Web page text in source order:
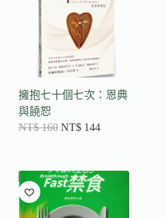
擁抱七十個七次：恩典
與饒恕
NT$160 NT$ 144